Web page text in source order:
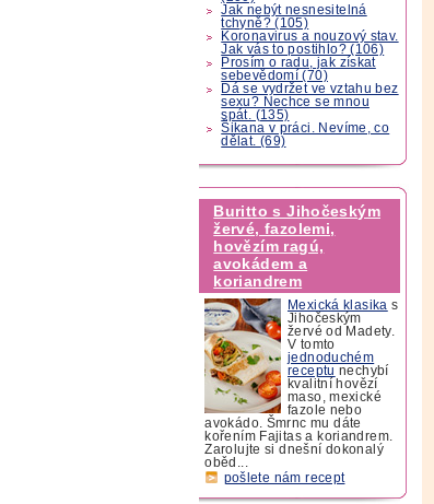
Jak nebýt nesnesitelná
tchyně? (105)
Koronavirus a nouzový stav.
Jak vás to postihlo? (106)
Prosím o radu, jak získat
sebevědomí (70)
Dá se vydržet ve vztahu bez
sexu? Nechce se mnou
spát. (135)
Šikana v práci. Nevíme, co
dělat. (69)
Buritto s Jihočeským
žervé, fazolemi,
hovězím ragú,
avokádem a
koriandrem
Mexická klasika s
Jihočeským
žervé od Madety.
V tomto
jednoduchém
receptu nechybí
kvalitní hovězí
maso, mexické
fazole nebo
avokádo. Šmrnc mu dáte
kořením Fajitas a koriandrem.
Zarolujte si dnešní dokonalý
oběd...
pošlete nám recept